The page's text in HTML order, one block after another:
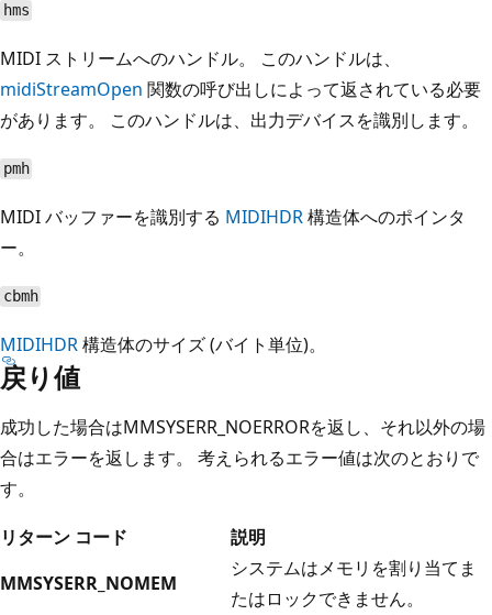
hms
MIDI ストリームへのハンドル。 このハンドルは、
midiStreamOpen 関数の呼び出しによって返されている必要
があります。 このハンドルは、出力デバイスを識別します。
pmh
MIDI バッファーを識別する MIDIHDR構造体へのポインタ
ー。
cbmh
MIDIHDR構造体のサイズ (バイト単位)。
戻り値
成功した場合はMMSYSERR_NOERRORを返し、それ以外の場
合はエラーを返します。 考えられるエラー値は次のとおりで
す。
リターン コード
説明
MMSYSERR_NOMEM
システムはメモリを割り当てま
たはロックできません。